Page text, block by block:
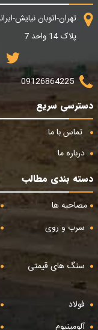
تهران-اتوبان نیایش-
پلاک 14 واحد 7
09126864225
دسترسی سریع
تماس با ما
درباره ما
دسته بندی مطالب
مصاحبه ها
سرب و روی
سنگ های قیمتی
فولاد
آلومینیوم